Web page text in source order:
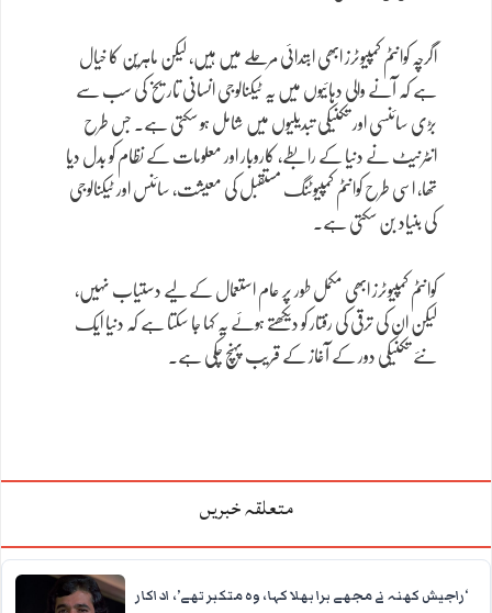
اگرچہ کوانٹم کمپیوٹرز ابھی ابتدائی مرحلے میں ہیں، لیکن ماہرین کا خیال
ہے کہ آنے والی دہائیوں میں یہ ٹیکنالوجی انسانی تاریخ کی سب سے
بڑی سائنسی اور تکنیکی تبدیلیوں میں شامل ہو سکتی ہے۔ جس طرح
انٹرنیٹ نے دنیا کے رابطے، کاروبار اور معلومات کے نظام کو بدل دیا
تھا، اسی طرح کوانٹم کمپیوٹنگ مستقبل کی معیشت، سائنس اور ٹیکنالوجی
کی بنیاد بن سکتی ہے۔
کوانٹم کمپیوٹرز ابھی مکمل طور پر عام استعمال کے لیے دستیاب نہیں،
لیکن ان کی ترقی کی رفتار کو دیکھتے ہوئے یہ کہا جا سکتا ہے کہ دنیا ایک
نئے تکنیکی دور کے آغاز کے قریب پہنچ چکی ہے۔
متعلقہ خبریں
‘راجیش کھنہ نے مجھے برا بھلا کہا، وہ متکبر تھے’، اداکار